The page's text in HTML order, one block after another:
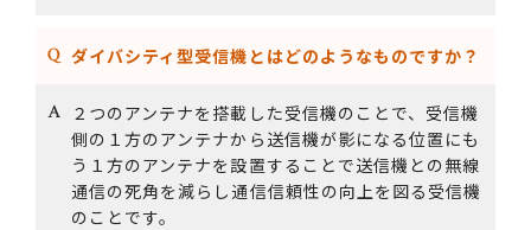
ダイバシティ型受信機とはどのようなものですか？
２つのアンテナを搭載した受信機のことで、受信機
側の１方のアンテナから送信機が影になる位置にも
う１方のアンテナを設置することで送信機との無線
通信の死角を減らし通信信頼性の向上を図る受信機
のことです。